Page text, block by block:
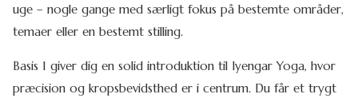
uge – nogle gange med særligt fokus på bestemte områder,
temaer eller en bestemt stilling.
Basis 1 giver dig en solid introduktion til Iyengar Yoga, hvor
præcision og kropsbevidsthed er i centrum. Du får et trygt